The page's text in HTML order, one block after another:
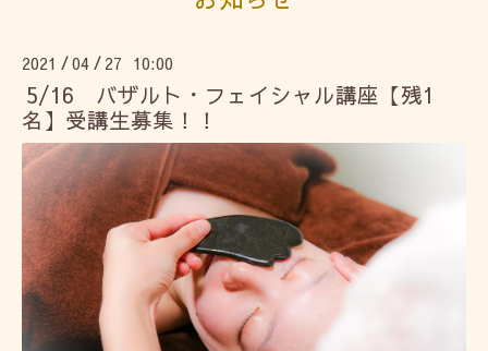
2021 /04 / 27 10:00
5/16 バザルト・フェイシャル講座【残1
名】受講生募集！！